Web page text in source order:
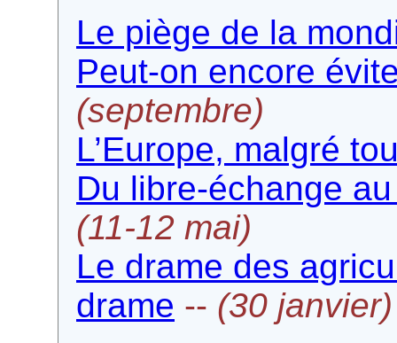
Le piège de la
Peut-on encore
(septembre)
L’Europe, malgré
Du libre-échange
(11-12 mai)
Le drame des
drame -- (30 janvier)